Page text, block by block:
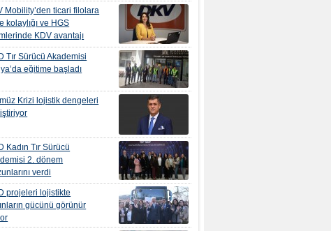
Mobility’den ticari filolara
kolaylığı ve HGS
KDV avantajı
Tır Sürücü Akademisi
eğitime başladı
Krizi lojistik dengeleri
Kadın Tır Sürücü
2. dönem
verdi
projeleri lojistikte
gücünü görünür